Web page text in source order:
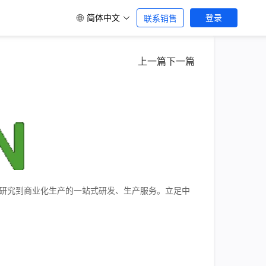
简体中文 联系销售 登录
上一篇下一篇
究到商业化生产的一站式研发、生产服务。立足中